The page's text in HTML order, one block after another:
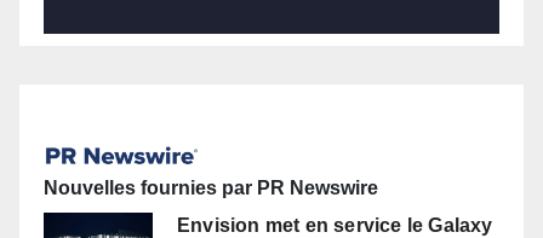
Nouvelles fournies par PR Newswire
Envision met en service le Galaxy